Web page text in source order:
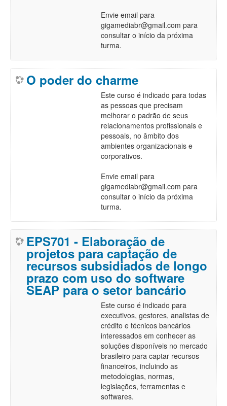
Envie email para
gigamediabr@gmail.com para
consultar o início da próxima
turma.
O poder do charme
Este curso é indicado para todas
as pessoas que precisam
melhorar o padrão de seus
relacionamentos profissionais e
pessoais, no âmbito dos
ambientes organizacionais e
corporativos.
Envie email para
gigamediabr@gmail.com para
consultar o início da próxima
turma.
EPS701 - Elaboração de
projetos para captação de
recursos subsidiados de longo
prazo com uso do software
SEAP para o setor bancário
Este curso é indicado para
executivos, gestores, analistas de
crédito e técnicos bancários
interessados em conhecer as
soluções disponíveis no mercado
brasileiro para captar recursos
financeiros, incluindo as
metodologias, normas,
legislações, ferramentas e
softwares.